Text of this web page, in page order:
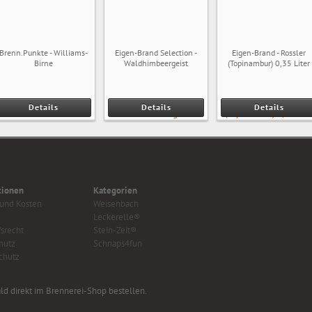
Brenn.Punkte - Williams-
Birne
Details
Eigen-Brand Selection -
Waldhimbeergeist
Details
Eigen-Brand - Rossler
(Topinambur) 0,35 Liter
Details
Kosten
Kategorien
Weisenbach
Leckerelle®
Stein-Zeit®
Schnaps4fun
direkt im Brennerei-Shop bestellen.